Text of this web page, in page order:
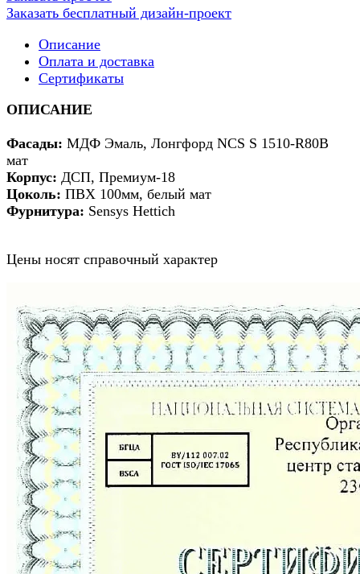
Заказать бесплатный дизайн-проект
Описание
Оплата и доставка
Сертификаты
ОПИСАНИЕ
Фасады: МДФ Эмаль, Лонгфорд NCS S 1510-R80B
мат
Корпус: ДСП, Премиум-18
Цоколь: ПВХ 100мм, белый мат
Фурнитура: Sensys Hettich
Цены носят справочный характер